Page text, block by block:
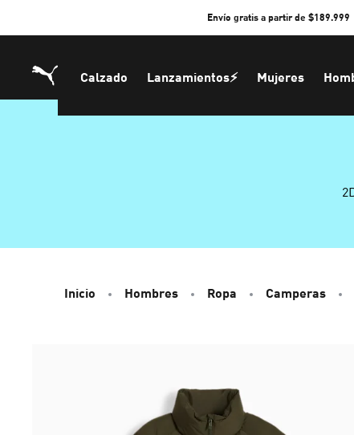
Envío gratis a partir de $189.999
Calzado Lanzamientos⚡ Mujeres
Inicio Hombres Ropa Camperas